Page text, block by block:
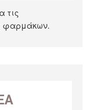
τις
φαρμάκων.